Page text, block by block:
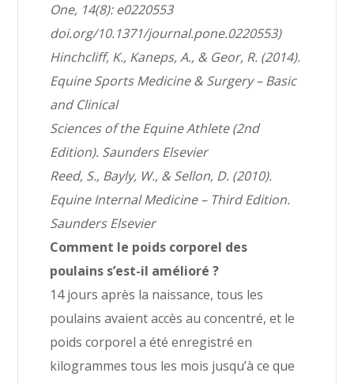
One, 14(8): e0220553
doi.org/10.1371/journal.pone.0220553)
Hinchcliff, K., Kaneps, A., & Geor, R. (2014).
Equine Sports Medicine & Surgery – Basic
and Clinical
Sciences of the Equine Athlete (2nd
Edition). Saunders Elsevier
Reed, S., Bayly, W., & Sellon, D. (2010).
Equine Internal Medicine – Third Edition.
Saunders Elsevier
Comment le poids corporel des
poulains s’est-il amélioré ?
14 jours après la naissance, tous les
poulains avaient accès au concentré, et le
poids corporel a été enregistré en
kilogrammes tous les mois jusqu’à ce que